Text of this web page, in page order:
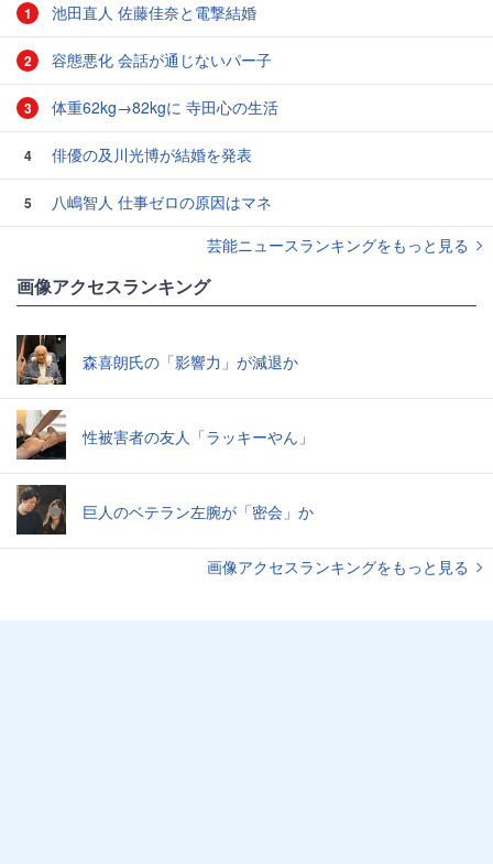
1 池田直人 佐藤佳奈と電撃結婚
2 容態悪化 会話が通じないパー子
3 体重62kg→82kgに 寺田心の生活
4 俳優の及川光博が結婚を発表
5
八嶋智人 仕事ゼロの原因はマネ
芸能ニュースランキングをもっと見る
画像アクセスランキング
森喜朗氏の「影響力」が減退か
性被害者の友人「ラッキーやん」
巨人のベテラン左腕が「密会」か
画像アクセスランキングをもっと見る